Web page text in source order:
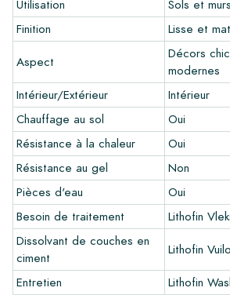
Créez votre propre carreau
Vous souhaitez créer un carreau qui
avec les autres couleurs de votre
programme de conception via ce lien et
votre créativité.
Garantie
La période de garantie est toujours d'un
La garantie couvre uniquement les
en cas d'utilisation de nos produits de
Lithofin. Aucune réclamation ne peut être
carreaux déjà installés.
Liens
•Programme de dessin pour créer
Utilisation
Sols et murs
Finition
Lisse et mat
Aspect
Décors
modernes
Intérieur/Extérieur
Intérieur
Chauffage au sol
Oui
Résistance à la chaleur
Oui
Résistance au gel
Non
Pièces d'eau
Oui
Besoin de traitement
Lithofin
Dissolvant de couches en
ciment
Lithofin
Entretien
Lithofin